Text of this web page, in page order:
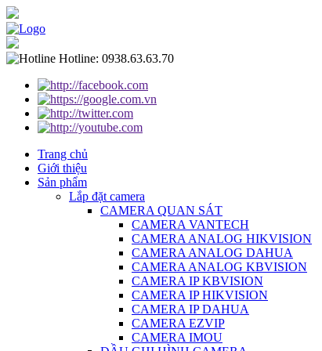
Hotline: 0938.63.63.70
Trang chủ
Giới thiệu
Sản phẩm
Lắp đặt camera
CAMERA QUAN SÁT
CAMERA VANTECH
CAMERA ANALOG HIKVISION
CAMERA ANALOG DAHUA
CAMERA ANALOG KBVISION
CAMERA IP KBVISION
CAMERA IP HIKVISION
CAMERA IP DAHUA
CAMERA EZVIP
CAMERA IMOU